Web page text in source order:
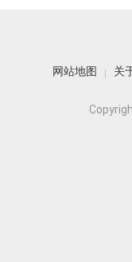
网站地图 关